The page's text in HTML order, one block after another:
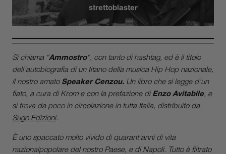
strettoblaster
Si chiama “Ammostro“, con tanto di hashtag, ed è il titolo
dell’autobiografia di un titano della musica Hip Hop nazionale,
il nostro amato Speaker Cenzou. Un libro che si legge d’un
fiato, a cura di Krom e con la prefazione di Enzo Avitabile, e
si trova da poco in circolazione in tutta Italia, distribuito da
Sugo Edizioni.
È uno spaccato molto vivido di quarant’anni di vita
nazionalpopolare del nostro Paese, e di Napoli. Tutto è filtrato